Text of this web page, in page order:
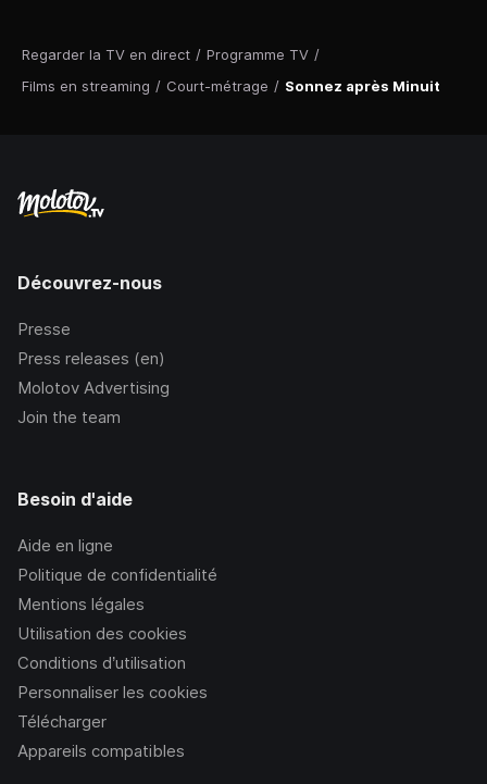
Regarder la TV en direct / Programme TV /
Films en streaming / Court-métrage / Sonnez après Minuit
Découvrez-nous
Presse
Press releases (en)
Molotov Advertising
Join the team
Besoin d'aide
Aide en ligne
Politique de confidentialité
Mentions légales
Utilisation des cookies
Conditions d’utilisation
Personnaliser les cookies
Télécharger
Appareils compatibles